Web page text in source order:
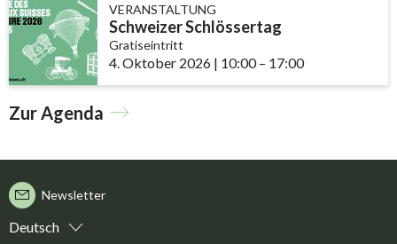
VERANSTALTUNG
Schweizer Schlössertag
Gratiseintritt
4. Oktober 2026 | 10:00accessibility.time_to
– 17:00
Zur Agenda
Deutsch
Newsletter